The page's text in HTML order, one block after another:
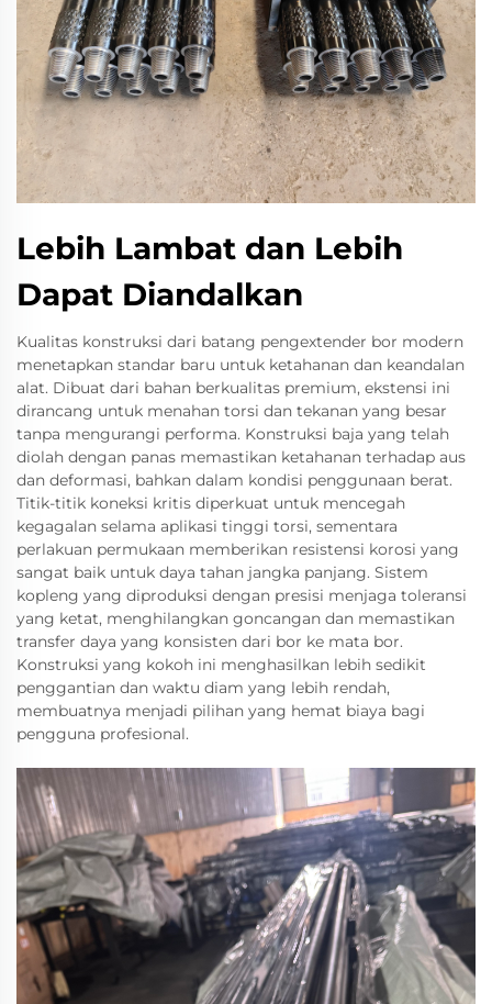
Lebih Lambat dan Lebih
Dapat Diandalkan
Kualitas konstruksi dari batang pengextender bor modern
menetapkan standar baru untuk ketahanan dan keandalan
alat. Dibuat dari bahan berkualitas premium, ekstensi ini
dirancang untuk menahan torsi dan tekanan yang besar
tanpa mengurangi performa. Konstruksi baja yang telah
diolah dengan panas memastikan ketahanan terhadap aus
dan deformasi, bahkan dalam kondisi penggunaan berat.
Titik-titik koneksi kritis diperkuat untuk mencegah
kegagalan selama aplikasi tinggi torsi, sementara
perlakuan permukaan memberikan resistensi korosi yang
sangat baik untuk daya tahan jangka panjang. Sistem
kopleng yang diproduksi dengan presisi menjaga toleransi
yang ketat, menghilangkan goncangan dan memastikan
transfer daya yang konsisten dari bor ke mata bor.
Konstruksi yang kokoh ini menghasilkan lebih sedikit
penggantian dan waktu diam yang lebih rendah,
membuatnya menjadi pilihan yang hemat biaya bagi
pengguna profesional.